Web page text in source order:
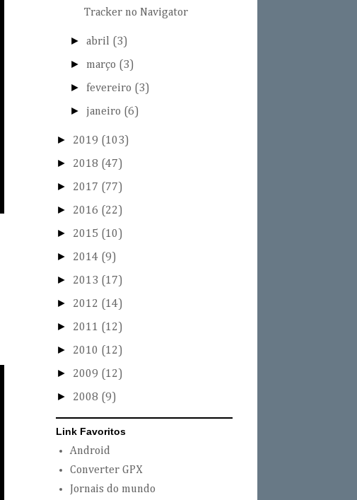
Tracker no Navigator
►abril (3)
► março (3)
► fevereiro (3)
► janeiro (6)
► 2019 (103)
► 2018 (47)
► 2017 (77)
► 2016 (22)
► 2015 (10)
► 2014 (9)
► 2013 (17)
► 2012 (14)
► 2011 (12)
► 2010 (12)
► 2009 (12)
► 2008 (9)
Link Favoritos
Android
Converter GPX
Jornais do mundo